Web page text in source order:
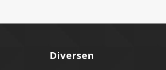
Diversen